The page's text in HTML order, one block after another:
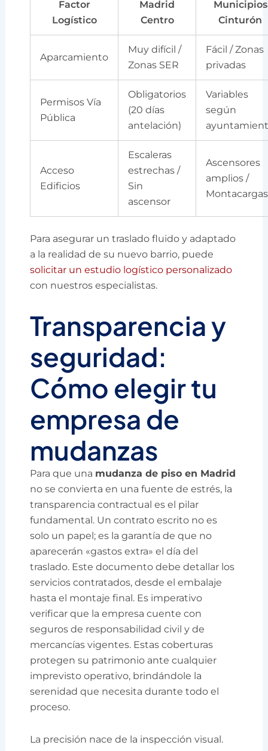
Factor
Logístico
Madrid
Centro
Municipios
Cinturón
Aparcamiento
Muy difícil /
Zonas SER
Fácil / Zonas
privadas
Permisos Vía
Pública
Obligatorios
(20 días
antelación)
Variables
según
Acceso
Edificios
Escaleras
estrechas /
Sin
ascensor
Ascensores
amplios /
Montacargas
Para asegurar un traslado fluido y adaptado
a la realidad de su nuevo barrio, puede
solicitar un estudio logístico personalizado
con nuestros especialistas.
Transparencia y
seguridad:
Cómo elegir tu
empresa de
mudanzas
Para que una mudanza de piso en Madrid
no se convierta en una fuente de estrés, la
transparencia contractual es el pilar
fundamental. Un contrato escrito no es
solo un papel; es la garantía de que no
aparecerán «gastos extra» el día del
traslado. Este documento debe detallar los
servicios contratados, desde el embalaje
hasta el montaje final. Es imperativo
verificar que la empresa cuente con
seguros de responsabilidad civil y de
mercancías vigentes. Estas coberturas
protegen su patrimonio ante cualquier
imprevisto operativo, brindándole la
serenidad que necesita durante todo el
proceso.
La precisión nace de la inspección visual.